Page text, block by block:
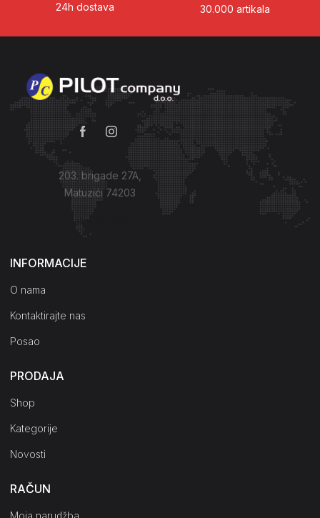
24h dostava 30.000 artikala
203. brigade 27A,
Matuzići 74203
Kako do nas?
INFORMACIJE
O nama
Kontaktirajte nas
Posao
PRODAJA
Shop
Kategorije
Novosti
RAČUN